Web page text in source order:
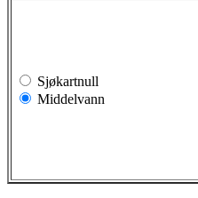
Sjøkartnull
Middelvann